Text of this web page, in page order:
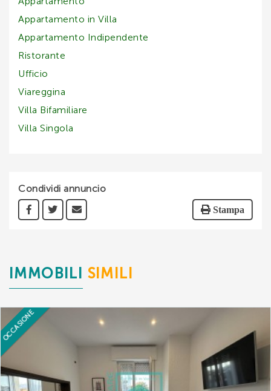
Appartamento in Villa
Appartamento Indipendente
Ristorante
Ufficio
Viareggina
Villa Bifamiliare
Villa Singola
Condividi annuncio
Stampa
IMMOBILI SIMILI
OCCASIONE